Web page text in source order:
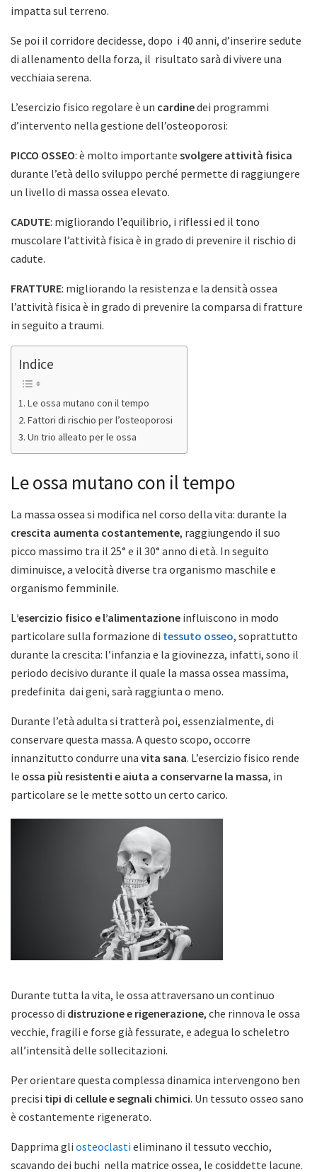
impatta sul terreno.
Se poi il corridore decidesse, dopo i 40 anni, d’inserire sedute
di allenamento della forza, il risultato sarà di vivere una
vecchiaia serena.
L’esercizio fisico regolare è un cardinedei programmi
d’intervento nella gestione dell’osteoporosi:
PICCO OSSEO: è molto importante svolgere attività fisica
durante l’età dello sviluppo perché permette di raggiungere
un livello di massa ossea elevato.
CADUTE: migliorando l’equilibrio, i riflessi ed il tono
muscolare l’attività fisica è in grado di prevenire il rischio di
cadute.
FRATTURE: migliorando la resistenza e la densità ossea
l’attività fisica è in grado di prevenire la comparsa di fratture
in seguito a traumi.
Indice
Le ossa mutano con il tempo
Fattori di rischio per l’osteoporosi
Un trio alleato per le ossa
Le ossa mutano con il tempo
La massa ossea si modifica nel corso della vita: durante la
crescita aumenta costantemente, raggiungendo il suo
picco massimo tra il 25° e il 30° anno di età. In seguito
diminuisce, a velocità diverse tra organismo maschile e
organismo femminile.
L’esercizio fisico e l’alimentazione influiscono in modo
particolare sulla formazione di tessuto osseo, soprattutto
durante la crescita: l’infanzia e la giovinezza, infatti, sono il
periodo decisivo durante il quale la massa ossea massima,
predefinita dai geni, sarà raggiunta o meno.
Durante l’età adulta si tratterà poi, essenzialmente, di
conservare questa massa. A questo scopo, occorre
innanzitutto condurre una vita sana. L’esercizio fisico rende
le ossa più resistenti e aiuta a conservarne la massa, in
particolare se le mette sotto un certo carico.
Durante tutta la vita, le ossa attraversano un continuo
processo di distruzione e rigenerazione, che rinnova le ossa
vecchie, fragili e forse già fessurate, e adegua lo scheletro
all’intensità delle sollecitazioni.
Per orientare questa complessa dinamica intervengono ben
precisi tipi di cellule e segnali chimici. Un tessuto osseo sano
è costantemente rigenerato.
Dapprima gli osteoclasti eliminano il tessuto vecchio,
scavando dei buchi nella matrice ossea, le cosiddette lacune.